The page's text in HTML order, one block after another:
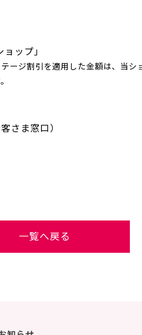
ップ」
ージ割引を適用した金額は、当シ
さま窓口）
一覧へ戻る